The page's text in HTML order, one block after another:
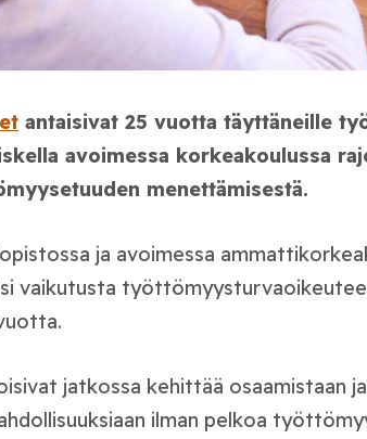
antaisivat 25 vuotta täyttäneille
avoimessa korkeakoulussa
menettämisestä.
ja avoimessa
vaikutusta
jatkossa kehittää osaamistaan
ilman pelkoa